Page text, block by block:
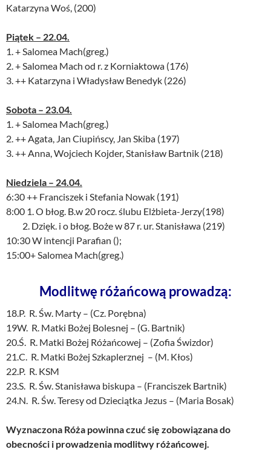
Katarzyna Woś, (200)
Piątek – 22.04.
1. + Salomea Mach(greg.)
2. + Salomea Mach od r. z Korniaktowa (176)
3. ++ Katarzyna i Władysław Benedyk (226)
Sobota – 23.04.
1. + Salomea Mach(greg.)
2. ++ Agata, Jan Ciupińscy, Jan Skiba (197)
3. ++ Anna, Wojciech Kojder, Stanisław Bartnik (218)
Niedziela – 24.04.
6:30 ++ Franciszek i Stefania Nowak (191)
8:00 1. O błog. B.w 20 rocz. ślubu Elżbieta-Jerzy(198)
2. Dzięk. i o błog. Boże w 87 r. ur. Stanisława (219)
10:30 W intencji Parafian ();
15:00+ Salomea Mach(greg.)
Modlitwę różańcową prowadzą:
18.P. R. Św. Marty – (Cz. Porębna)
19W. R. Matki Bożej Bolesnej – (G. Bartnik)
20.Ś. R. Matki Bożej Różańcowej – (Zofia Świzdor)
21.C. R. Matki Bożej Szkaplerznej – (M. Kłos)
22.P. R. KSM
23.S. R. Św. Stanisława biskupa – (Franciszek Bartnik)
24.N. R. Św. Teresy od Dzieciątka Jezus – (Maria Bosak)
Wyznaczona Róża powinna czuć się zobowiązana do
obecności i prowadzenia modlitwy różańcowej.